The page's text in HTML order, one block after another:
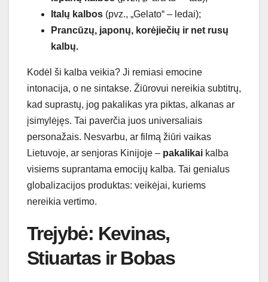
Italų kalbos (pvz., „Gelato“ – ledai);
Prancūzų, japonų, korėjiečių ir net rusų
kalbų.
Kodėl ši kalba veikia? Ji remiasi emocine
intonacija, o ne sintakse. Žiūrovui nereikia subtitrų,
kad suprastų, jog pakalikas yra piktas, alkanas ar
įsimylėjęs. Tai paverčia juos universaliais
personažais. Nesvarbu, ar filmą žiūri vaikas
Lietuvoje, ar senjoras Kinijoje – pakalikai kalba
visiems suprantama emocijų kalba. Tai genialus
globalizacijos produktas: veikėjai, kuriems
nereikia vertimo.
Trejybė: Kevinas,
Stiuartas ir Bobas